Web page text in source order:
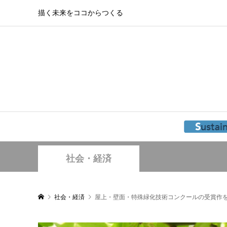
描く未来をココからつくる
社会・経済
社会・経済 屋上・壁面・特殊緑化技術コンクールの受賞作